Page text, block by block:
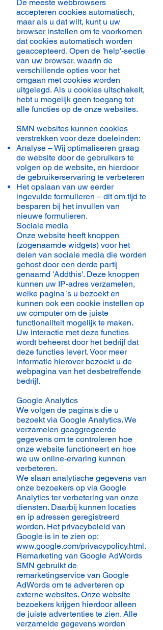
De meeste webbrowsers
accepteren cookies automatisch,
maar als u dat wilt, kunt u uw
browser instellen om te voorkomen
dat cookies automatisch worden
geaccepteerd. Open de 'help'-sectie
van uw browser, waarin de
verschillende opties voor het
omgaan met cookies worden
uitgelegd. Als u cookies uitschakelt,
hebt u mogelijk geen toegang tot
alle functies op de onze websites.
SMN websites kunnen cookies
verstrekken voor deze doeleinden:
Analyse – Wij optimaliseren graag
de website door de gebruikers te
volgen op de website, en hierdoor
de gebruikerservaring te verbeteren
Het opslaan van uw eerder
ingevulde formulieren – dit om tijd te
besparen bij het invullen van
nieuwe formulieren.
Sociale media
Onze website heeft knoppen
(zogenaamde widgets) voor het
delen van sociale media die worden
gehost door een derde partij
genaamd 'Addthis'. Deze knoppen
kunnen uw IP-adres verzamelen,
welke pagina´s u bezoekt en
kunnen ook een cookie instellen op
uw computer om de juiste
functionaliteit mogelijk te maken.
Uw interactie met deze functies
wordt beheerst door het bedrijf dat
deze functies levert. Voor meer
informatie hierover bezoekt u de
webpagina van het desbetreffende
bedrijf.
Google Analytics
We volgen de pagina's die u
bezoekt via Google Analytics. We
verzamelen geaggregeerde
gegevens om te controleren hoe
onze website functioneert en hoe
we uw online-ervaring kunnen
verbeteren.
We slaan analytische gegevens van
onze bezoekers op via Google
Analytics ter verbetering van onze
diensten. Daarbij kunnen locaties
en ip adressen geregistreerd
worden. Het privacybeleid van
Google is in te zien op:
www.google.com/privacypolicy.html.
Remarketing van Google AdWords
SMN gebruikt de
remarketingservice van Google
AdWords om te adverteren op
externe websites. Onze website
bezoekers krijgen hierdoor alleen
de juiste advertenties te zien. Alle
verzamelde gegevens worden